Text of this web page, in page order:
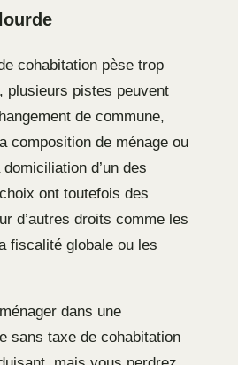
cohabitation pèse trop
plusieurs pistes peuvent
de commune,
composition de ménage ou
d’un des
ont toutefois des
d’autres droits comme les
fiscalité globale ou les
dans une
sans taxe de cohabitation